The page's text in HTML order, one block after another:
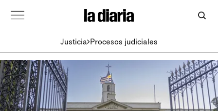
Justicia Procesos judiciales